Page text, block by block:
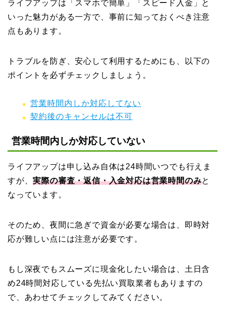
ライフアップは「スマホで簡単」「スピード入金」と
いった魅力がある一方で、事前に知っておくべき注意
点もあります。
トラブルを防ぎ、安心して利用するためにも、以下の
ポイントを必ずチェックしましょう。
営業時間内しか対応してない
契約後のキャンセルは不可
営業時間内しか対応していない
ライフアップは申し込み自体は24時間いつでも行えま
すが、実際の審査・返信・入金対応は営業時間のみと
なっています。
そのため、夜間に急ぎで資金が必要な場合は、即時対
応が難しい点には注意が必要です。
もし深夜でもスムーズに現金化したい場合は、土日含
め24時間対応している先払い買取業者もありますの
で、あわせてチェックしてみてください。